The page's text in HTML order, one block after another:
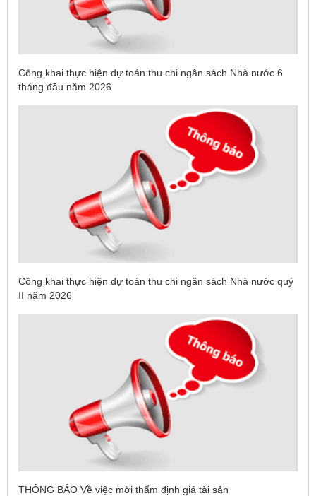
Công khai thực hiện dự toán thu chi ngân sách Nhà nước 6
tháng đầu năm 2026
Công khai thực hiện dự toán thu chi ngân sách Nhà nước quý
II năm 2026
THÔNG BÁO Về việc mời thẩm định giá tài sản